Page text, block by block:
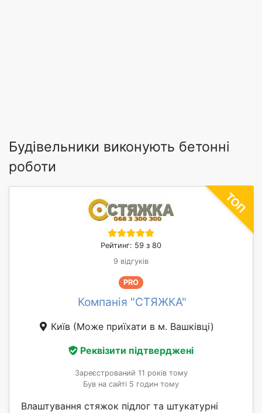
Будівельники виконують бетонні
роботи
Рейтинг: 59 з 80
9 відгуків
PRO
Компанія "СТЯЖКА"
Київ (Може приїхати в м. Вашківці)
Реквізити підтверджені
Зареєстрований 11 років тому
Був на сайті 5 годин тому
Влаштування стяжок підлог та штукатурні